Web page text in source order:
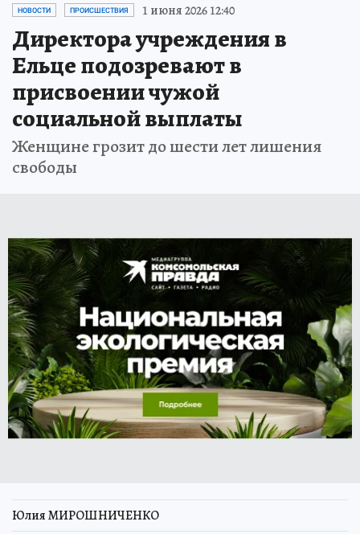
НОВОСТИ ПРОИСШЕСТВИЯ 1 июня 2026 12:40
Директора учреждения в
Ельце подозревают в
присвоении чужой
социальной выплаты
Женщине грозит до шести лет лишения
свободы
Юлия МИРОШНИЧЕНКО